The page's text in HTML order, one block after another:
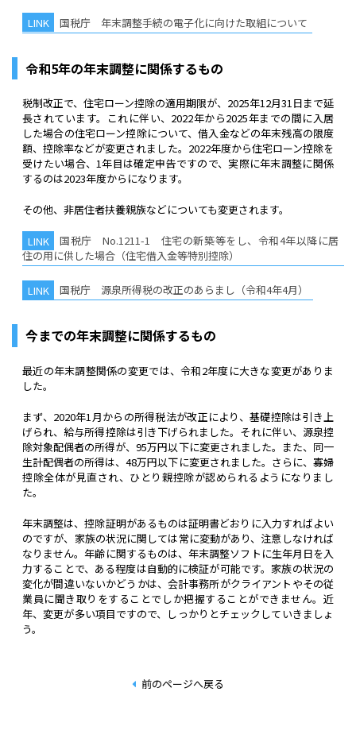
国税庁 年末調整手続の電子化に向けた取組について
令和5年の年末調整に関係するもの
税制改正で、住宅ローン控除の適用期限が、2025年12月31日まで延
長されています。これに伴い、2022年から2025年までの間に入居
した場合の住宅ローン控除について、借入金などの年末残高の限度
額、控除率などが変更されました。2022年度から住宅ローン控除を
受けたい場合、1年目は確定申告ですので、実際に年末調整に関係
するのは2023年度からになります。
その他、非居住者扶養親族などについても変更されます。
国税庁 No.1211-1 住宅の新築等をし、令和4年以降に居
住の用に供した場合（住宅借入金等特別控除）
国税庁 源泉所得税の改正のあらまし（令和4年4月）
今までの年末調整に関係するもの
最近の年末調整関係の変更では、令和2年度に大きな変更がありま
した。
まず、2020年1月からの所得税法が改正により、基礎控除は引き上
げられ、給与所得控除は引き下げられました。それに伴い、源泉控
除対象配偶者の所得が、95万円以下に変更されました。また、同一
生計配偶者の所得は、48万円以下に変更されました。さらに、寡婦
控除全体が見直され、ひとり親控除が認められるようになりまし
た。
年末調整は、控除証明があるものは証明書どおりに入力すればよい
のですが、家族の状況に関しては常に変動があり、注意しなければ
なりません。年齢に関するものは、年末調整ソフトに生年月日を入
力することで、ある程度は自動的に検証が可能です。家族の状況の
変化が間違いないかどうかは、会計事務所がクライアントやその従
業員に聞き取りをすることでしか把握することができません。近
年、変更が多い項目ですので、しっかりとチェックしていきましょ
う。
前のページへ戻る